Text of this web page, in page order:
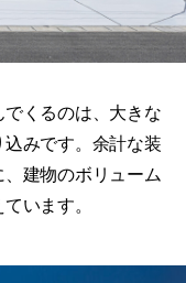
くるのは、大きな
みです。余計な装
建物のボリューム
います。